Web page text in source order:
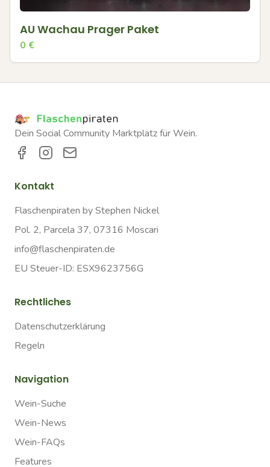
AU Wachau Prager Paket
0 €
Dein Social Community Marktplatz für Wein.
Kontakt
Flaschenpiraten by Stephen Nickel
Pol. 2, Parcela 37, 07316 Moscari
info@flaschenpiraten.de
EU Steuer-ID: ESX9623756G
Rechtliches
Datenschutzerklärung
Regeln
Navigation
Wein-Suche
Wein-News
Wein-FAQs
Features